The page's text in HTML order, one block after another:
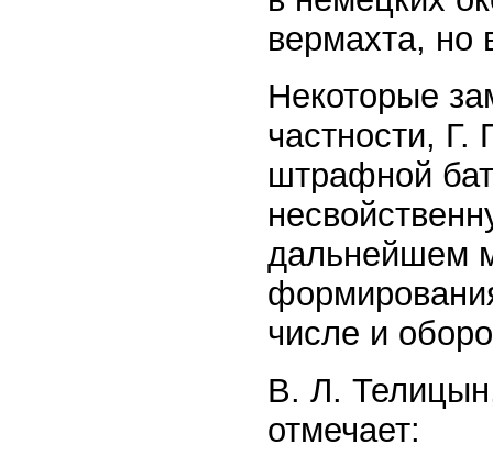
вермахта, но
Некоторые
частности,
штрафной
дальнейшем
числе и
В. Л.
отмечает: